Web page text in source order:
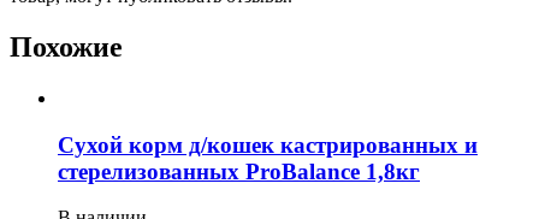
Похожие
Сухой корм д/кошек кастрированных и
стерелизованных ProBalance 1,8кг